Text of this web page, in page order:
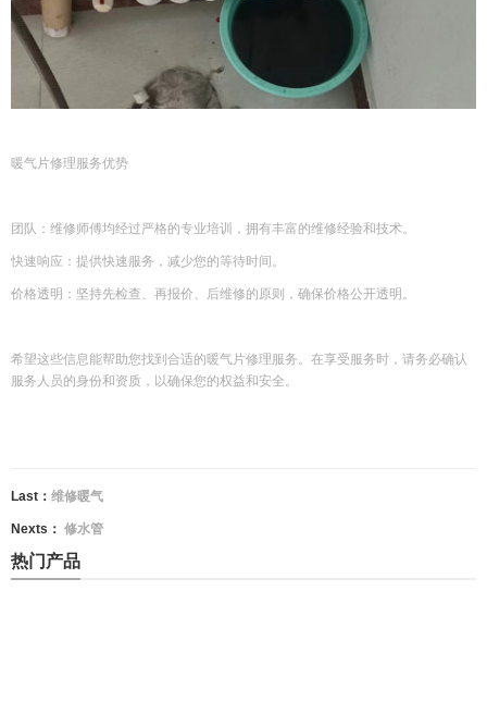
暖气片修理服务优势
团队：维修师傅均经过严格的专业培训，拥有丰富的维修经验和技术。
快速响应：提供快速服务，减少您的等待时间。
价格透明：坚持先检查、再报价、后维修的原则，确保价格公开透明。
希望这些信息能帮助您找到合适的暖气片修理服务。在享受服务时，请务必确认
服务人员的身份和资质，以确保您的权益和安全。
Last： 维修暖气
Nexts： 修水管
热门产品